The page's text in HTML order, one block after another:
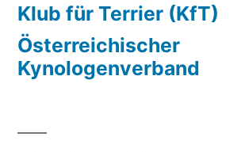
Klub für Terrier (KfT)
Österreichischer
Kynologenverband